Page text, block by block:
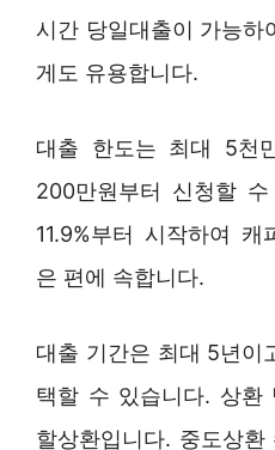
시간 당일대출이 가능하
게도 유용합니다.
대출 한도는 최대 5천
200만원부터 신청할
11.9%부터 시작하여
은 편에 속합니다.
대출 기간은 최대 5년이
택할 수 있습니다. 상환
할상환입니다. 중도상환